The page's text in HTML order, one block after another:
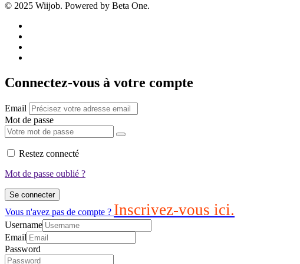
© 2025 Wiijob. Powered by Beta One.
Connectez-vous à votre compte
Email
Mot de passe
Restez connecté
Mot de passe oublié ?
Se connecter
Vous n'avez pas de compte ? Inscrivez-vous ici.
Username
Email
Password